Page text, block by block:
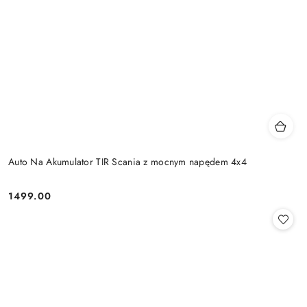
Auto Na Akumulator TIR Scania z mocnym napędem 4x4
Cena:
1499.00